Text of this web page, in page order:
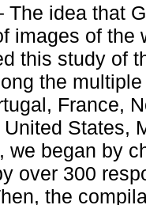
The idea that
images of the
this study of
the
France,
States,
we began by
over 300
the